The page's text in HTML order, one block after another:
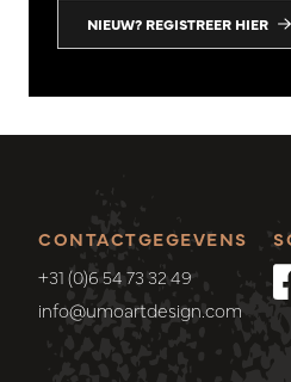
NIEUW? REGISTREER HIER
CONTACTGEGEVENS
+31 (0)6 54 73 32 49
info@umoartdesign.com